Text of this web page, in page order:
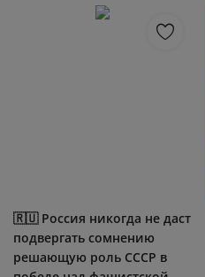
🇷🇺 Россия никогда не даст
подвергать сомнению
решающую роль СССР в